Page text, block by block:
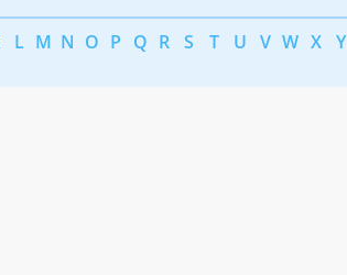
L M N O P Q R S T U V W X Y